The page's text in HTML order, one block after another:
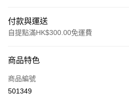
付款與運送
自提點滿HK$300.00免運費
信用卡
Apple Pay
商品特色
商品編號
501349